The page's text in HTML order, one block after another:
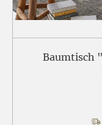
Baumtisch